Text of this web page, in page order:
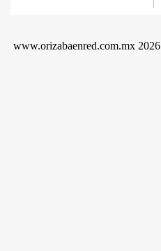
www.orizabaenred.com.mx